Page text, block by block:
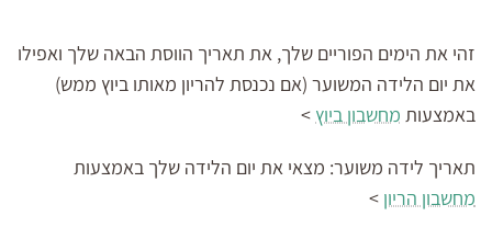
זהי את הימים הפוריים שלך, את תאריך הווסת הבאה שלך ואפילו
את יום הלידה המשוער (אם נכנסת להריון מאותו ביוץ ממש)
באמצעות מחשבון ביוץ >
תאריך לידה משוער: מצאי את יום הלידה שלך באמצעות
מחשבון הריון >